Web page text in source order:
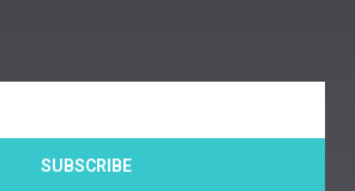
SUBSCRIBE